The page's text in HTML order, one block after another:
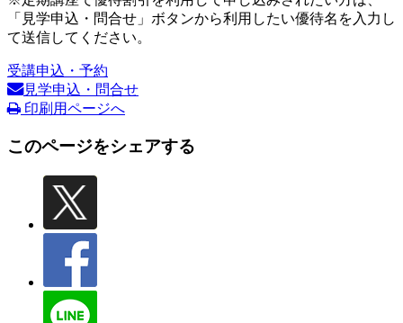
「見学申込・問合せ」ボタンから利用したい優待名を入力し
て送信してください。
受講申込・予約
見学申込・問合せ
印刷用ページへ
このページをシェアする